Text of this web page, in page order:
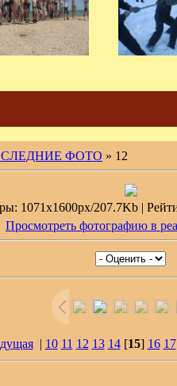
ФОТО » 12
1071x1600px/207.7Kb |
Просмотреть фотографию в
| 10 11 12 13 14[15] 16 17